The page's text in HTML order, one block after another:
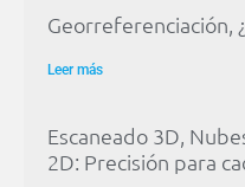
Georreferenciación,
Leer más
Escaneado 3D,
2D: Precisión para